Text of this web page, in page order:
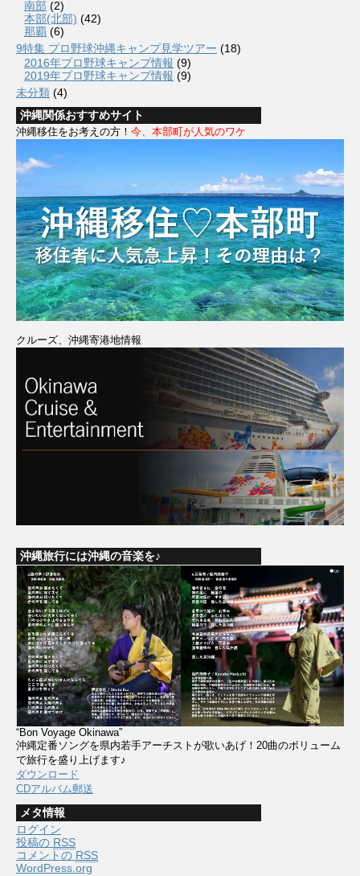
南部 (2)
本部(北部) (42)
那覇 (6)
9特集 プロ野球沖縄キャンプ見学ツアー (18)
2016年プロ野球キャンプ情報 (9)
2019年プロ野球キャンプ情報 (9)
未分類 (4)
沖縄関係おすすめサイト
沖縄移住をお考えの方！ 今、本部町が人気のワケ
クルーズ、沖縄寄港地情報
沖縄旅行には沖縄の音楽を♪
“Bon Voyage Okinawa”
沖縄定番ソングを県内若手アーチストが歌いあげ！20曲のボリューム
で旅行を盛り上げます♪
ダウンロード
CDアルバム郵送
メタ情報
ログイン
投稿の RSS
コメントの RSS
WordPress.org